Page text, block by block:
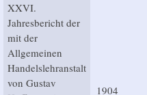
XXVI.
Jahresbericht der
mit der
Allgemeinen
Handelslehranstalt
von Gustav
1904